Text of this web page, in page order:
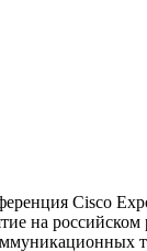
Cisco
на российском